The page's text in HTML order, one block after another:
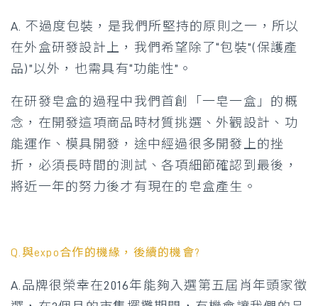
A. 不過度包裝，是我們所堅持的原則之一，所以
在外盒研發設計上，我們希望除了“包裝”(保護產
品)”以外，也需具有“功能性”。
在研發皂盒的過程中我們首創「一皂一盒」的概
念，在開發這項商品時材質挑選、外觀設計、功
能運作、模具開發，途中經過很多開發上的挫
折，必須長時間的測試、各項細節確認到最後，
將近一年的努力後才有現在的皂盒產生。
Q. 與expo合作的機緣，後續的機會?
A.品牌很榮幸在2016年能夠入選第五屆肖年頭家徵